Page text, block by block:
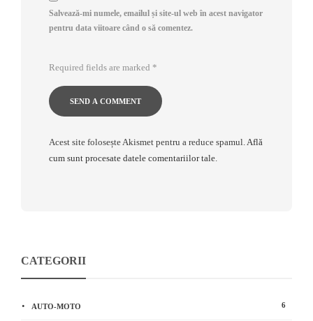
Salvează-mi numele, emailul și site-ul web în acest navigator
pentru data viitoare când o să comentez.
Required fields are marked *
Acest site folosește Akismet pentru a reduce spamul. Află
cum sunt procesate datele comentariilor tale
CATEGORII
AUTO-MOTO 6